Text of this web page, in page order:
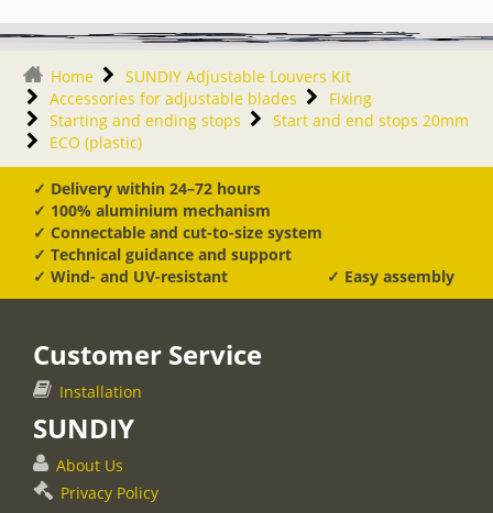
Home
SUNDIY Adjustable Louvers Kit
Accessories for adjustable blades
Fixing
Starting and ending stops
Start and end stops 20mm
ECO (plastic)
✓ Delivery within 24–72 hours
✓ 100% aluminium mechanism
✓ Connectable and cut-to-size system
✓ Technical guidance and support
✓ Wind- and UV-resistant
✓ Easy assembly
Customer Service
Installation
SUNDIY
About Us
Privacy Policy